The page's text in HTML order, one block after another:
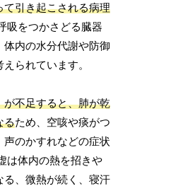
て引き起こされる病理
吸をつかさどる臓器
体内の水分代謝や防御
られています。
が不足すると、肺が乾
るため、空咳や痰がつ
声のかすれなどの症状
は体内の熱を招きや
る、微熱が続く、寝汗